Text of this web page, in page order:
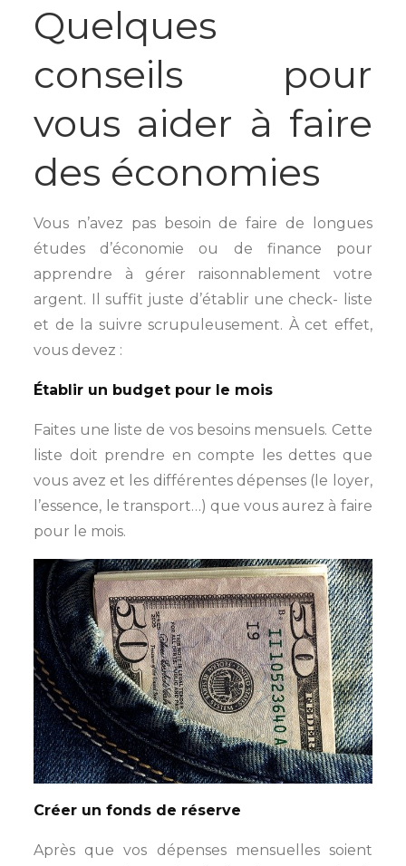
Quelques
conseils pour
vous aider à faire
des économies
Vous n’avez pas besoin de faire de longues
études d’économie ou de finance pour
apprendre à gérer raisonnablement votre
argent. Il suffit juste d’établir une check- liste
et de la suivre scrupuleusement. À cet effet,
vous devez :
Établir un budget pour le mois
Faites une liste de vos besoins mensuels. Cette
liste doit prendre en compte les dettes que
vous avez et les différentes dépenses (le loyer,
l’essence, le transport…) que vous aurez à faire
pour le mois.
Créer un fonds de réserve
Après que vos dépenses mensuelles soient